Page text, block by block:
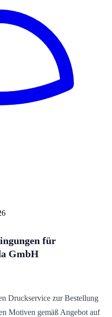
für
GmbH
Druckservice zur Bestellung
Motiven gemäß Angebot auf